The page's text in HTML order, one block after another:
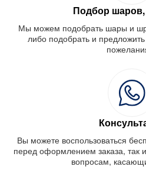
Подбор
Мы можем подобрать шары и
либо подобрать и
Вы можете воспользоваться
перед оформлением заказа, так
вопросам,